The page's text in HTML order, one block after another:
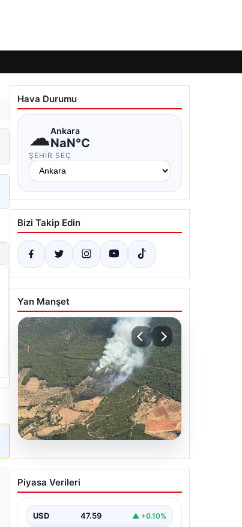
Hava Durumu
☁Ankara
NaN°C
ŞEHIR SEÇ
Bizi Takip Edin
Yan Manşet
05.08.2026
Muğla Yatağan’da orman
yangını
Piyasa Verileri
USD 47.59 ▲ +0.10%